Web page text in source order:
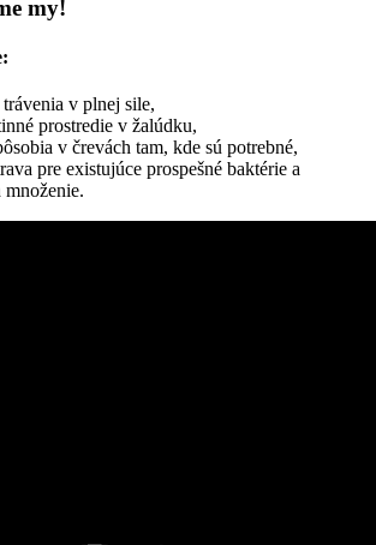
my!
trávenia v plnej sile,
prostredie v žalúdku,
v črevách tam, kde sú potrebné,
pre existujúce prospešné baktérie a